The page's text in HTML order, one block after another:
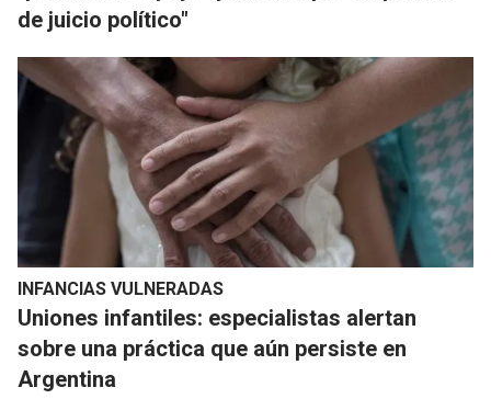
de juicio político"
INFANCIAS VULNERADAS
Uniones infantiles: especialistas alertan
sobre una práctica que aún persiste en
Argentina